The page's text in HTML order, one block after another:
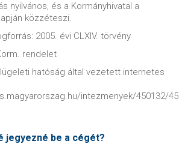
nyilvános, és a Kormányhivatal a
közzéteszi.
2005. évi CLXIV. törvény
rendelet
hatóság által vezetett internetes
intezmenyek/450132/
jegyezné be a cégét?